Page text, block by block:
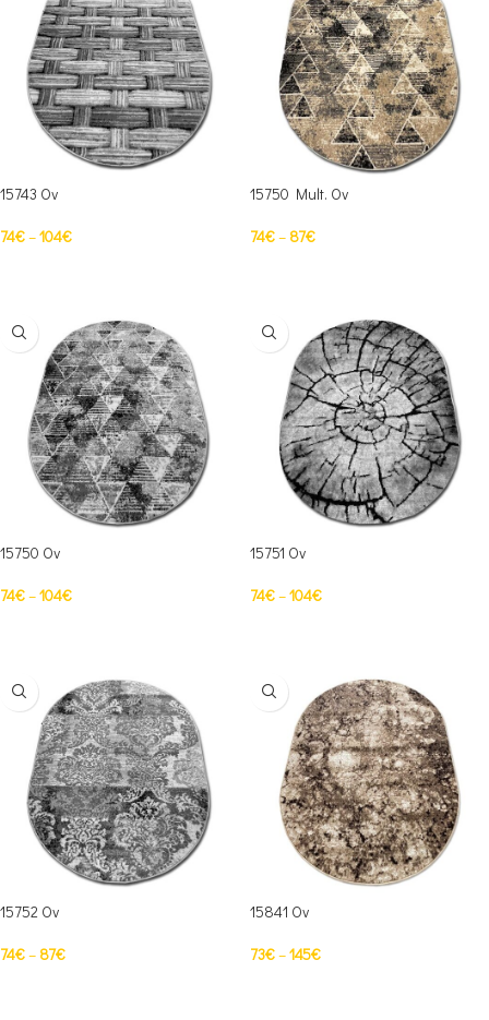
15743 Ov
74€–104€
15750 Mult. Ov
74€– 87€
15750 Ov
74€–104€
15751 Ov
74€–104€
15752 Ov
74€– 87€
15841 Ov
73€–145€